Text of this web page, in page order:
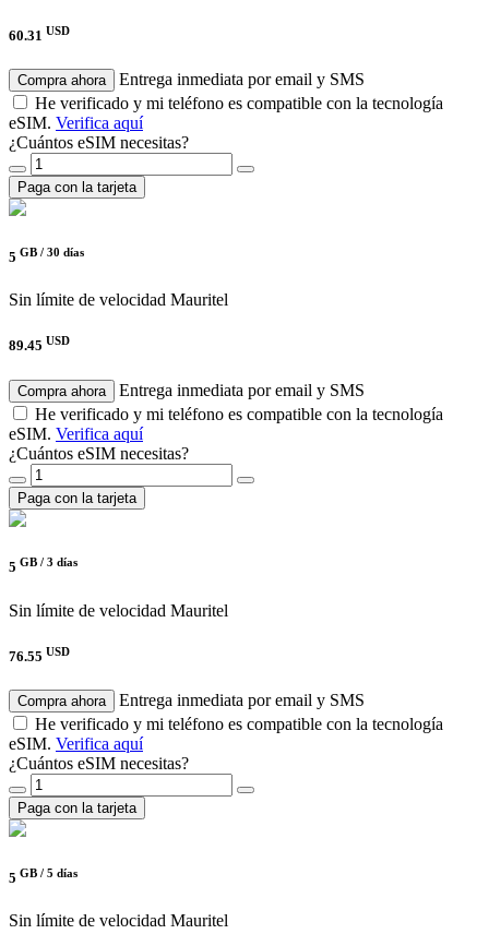
60.31 USD
Compra ahora
Entrega inmediata por email y SMS
He verificado y mi teléfono es compatible con la tecnología
eSIM. Verifica aquí
¿Cuántos eSIM necesitas?
Paga con la tarjeta
5 GB / 30 días
Sin límite de velocidad Mauritel
89.45 USD
Compra ahora
Entrega inmediata por email y SMS
He verificado y mi teléfono es compatible con la tecnología
eSIM. Verifica aquí
¿Cuántos eSIM necesitas?
Paga con la tarjeta
5 GB / 3 días
Sin límite de velocidad Mauritel
76.55 USD
Compra ahora
Entrega inmediata por email y SMS
He verificado y mi teléfono es compatible con la tecnología
eSIM. Verifica aquí
¿Cuántos eSIM necesitas?
Paga con la tarjeta
5 GB / 5 días
Sin límite de velocidad Mauritel